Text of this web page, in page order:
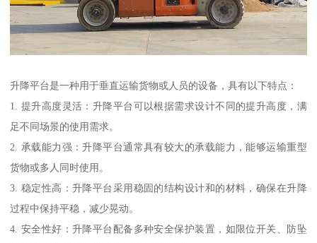
升降平台是一种用于垂直运输货物或人员的设备，具有以下特点：
1. 提升高度灵活：升降平台可以根据需求设计不同的提升高度，满
足不同场景的使用需求。
2. 承载能力强：升降平台通常具有较大的承载能力，能够运输重型
货物或多人同时使用。
3. 稳定性高：升降平台采用稳固的结构设计和的材料，确保在升降
过程中保持平稳，减少晃动。
4. 安全性好：升降平台配备多种安全保护装置，如限位开关、防坠